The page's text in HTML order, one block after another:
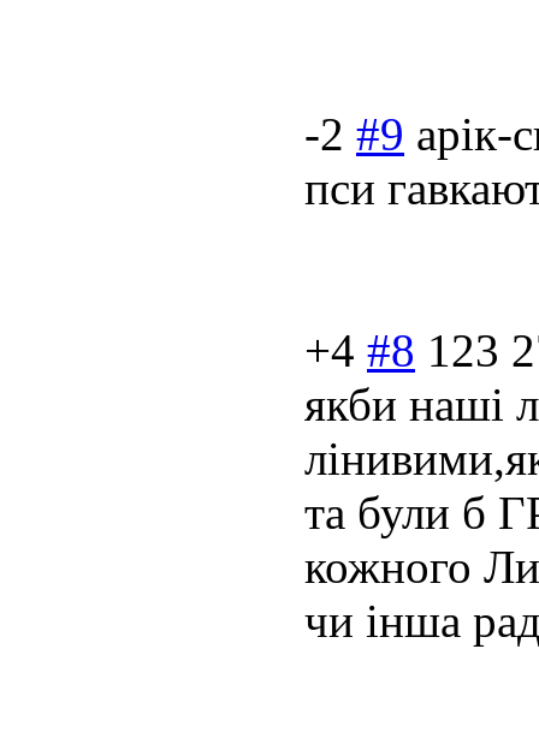
-2 #9 арік-
пси
+4 #8 123
якби наші
та були б
кожного
чи інша